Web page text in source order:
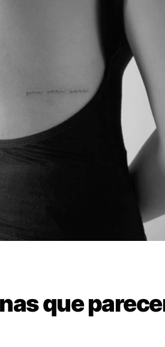
que